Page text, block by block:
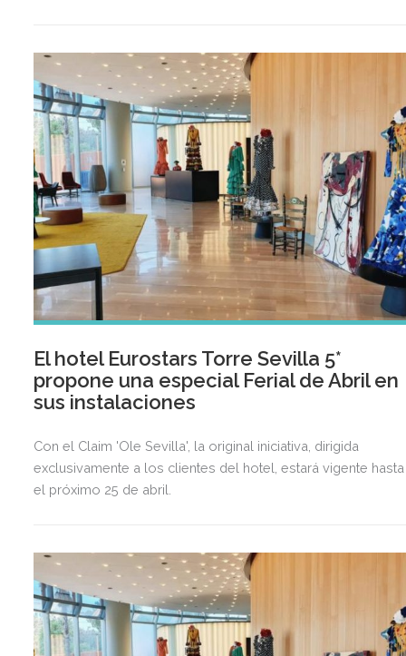
Hotels, Exe Hotels, Ikonik Hotels, Crisol Hotels, Tandem
& Aparments y la recién creada, Áurea Hotels. Los hoteles
que integran este nuevo sello comparten cuatro
características: ubicación privilegiada en edificios históricos
emblemáticos, un interiorismo singular, un importante
con el destino y una propuesta de experiencias únicas y
personalizadas.
El hotel Eurostars Torre Sevilla 5*
propone una especial Ferial de Abril en
sus instalaciones
Con el Claim 'Ole Sevilla', la original iniciativa, dirigida
exclusivamente a los clientes del hotel, estará vigente hasta
el próximo 25 de abril.